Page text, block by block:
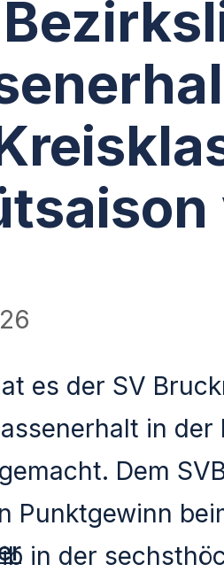
es der SV
in
Dem
Punktgewinn
in der